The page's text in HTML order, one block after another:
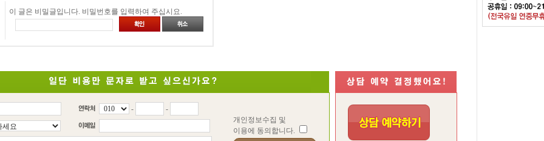
이 글은 비밀글입니다. 비밀번호를 입력하여 주십시요.
-
-
개인정보수집 및
이용에 동의합니다.